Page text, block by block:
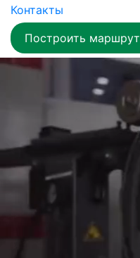
Контакты
Построить маршрут